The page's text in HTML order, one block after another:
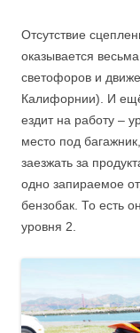
Отсутствие
оказывается
светофоров и
Калифорнии). И ещё
ездит на работу –
место под
заезжать за
одно запираемое
бензобак. То есть
уровня 2.